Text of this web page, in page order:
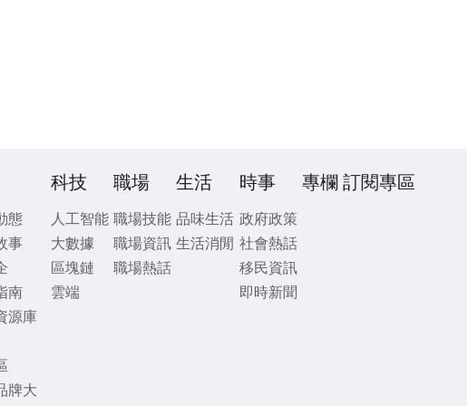
態
事
南
源庫
牌大
科技
人工智能
大數據
區塊鏈
雲端
職場
職場技能
職場資訊
職場熱話
生活
品味生活
生活消閒
時事
政府政策
社會熱話
移民資訊
即時新聞
專欄 訂閱專區